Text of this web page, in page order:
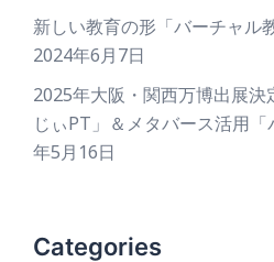
新しい教育の形「バーチャル
2024年6月7日
2025年大阪・関西万博出展
じぃPT」＆メタバース活用「
年5月16日
Categories